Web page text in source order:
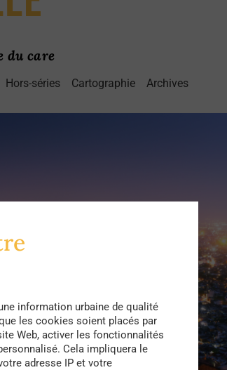
du care
Hors-séries Cartographie Archives
information urbaine de qualité
les cookies soient placés par
Web, activer les fonctionnalités
Cela impliquera le
adresse IP et votre